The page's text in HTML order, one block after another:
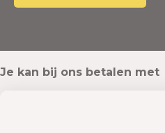
Je kan bij ons betalen met